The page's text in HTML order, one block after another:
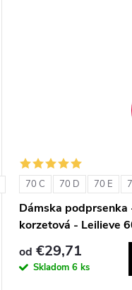
70 C 70 D 70 E
Dámska podprsenka
korzetová - Leilieve
od €29,71
Skladom6 ks